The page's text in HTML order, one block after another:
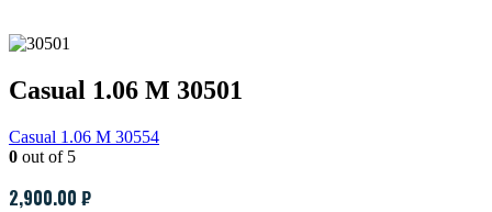
Casual 1.06 M 30501
Casual 1.06 M 30554
0 out of 5
2,900.00 ₽